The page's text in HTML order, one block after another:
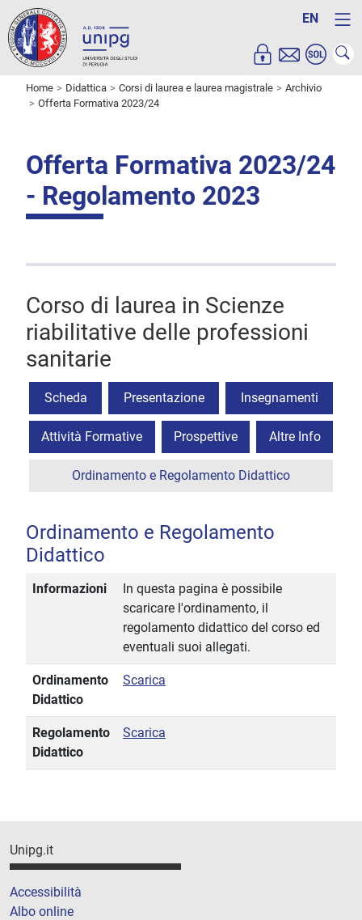
EN
Home Didattica Corsi di laurea e laurea magistrale
Archivio
Offerta Formativa 2023/24
Offerta Formativa 2023/24
- Regolamento 2023
Corso di laurea in Scienze
riabilitative delle professioni
sanitarie
Scheda Presentazione Insegnamenti
Attività Formative Prospettive Altre Info
Ordinamento e Regolamento Didattico
Ordinamento e Regolamento
Didattico
Informazioni
In questa pagina è possibile
scaricare l'ordinamento, il
regolamento didattico del corso ed
eventuali suoi allegati.
Ordinamento
Didattico
Scarica
Regolamento
Didattico
Scarica
Unipg.it
Accessibilità
Albo online